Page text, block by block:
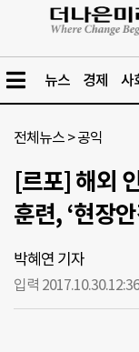
뉴스 경제 사
전체뉴스 >공익
[르포] 해외
훈련, ‘현장
박혜연 기자
입력 2017.10.30.